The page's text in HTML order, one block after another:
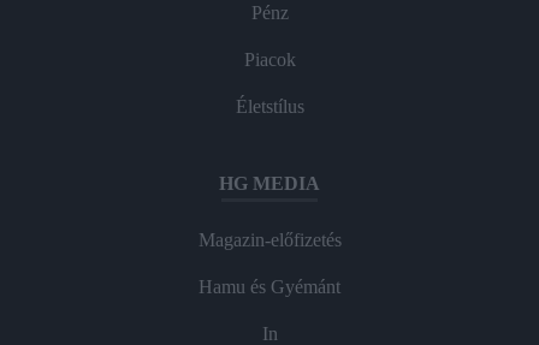
Pénz
Piacok
Életstílus
HG MEDIA
Magazin-előfizetés
Hamu és Gyémánt
In